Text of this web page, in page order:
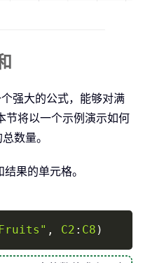
强大的公式，能够对满
节将以一个示例演示如何
数量。
果的单元格。
, C2 : C8 )
Copy